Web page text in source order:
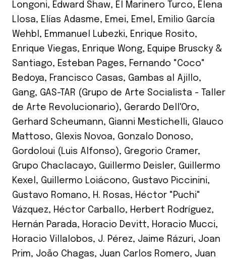
Longoni, Edward Shaw, El Marinero Turco, Elena
Llosa, Elías Adasme, Emei, Emel , Emilio García
Wehbl , Emmanuel Lubezki, Enrique Rosito,
Enrique Viegas, Enrique Wong, Equipe Bruscky &
Santiago, Esteban Pages, Fernando "Coco"
Bedoya, Francisco Casas, Gambas al Ajillo,
Gang, GAS-TAR (Grupo de Arte Socialista - Taller
de Arte Revolucionario), Gerardo Dell'Oro,
Gerhard Scheumann, Gianni Mestichelli, Glauco
Mattoso, Glexis Novoa, Gonzalo Donoso,
Gordoloui (Luis Alfonso), Gregorio Cramer,
Grupo Chaclacayo, Guillermo Deisler, Guillermo
Kexel , Guillermo Loiácono, Gustavo Piccinini,
Gustavo Romano, H. Rosas, Héctor "Puchi"
Vázquez, Héctor Carballo, Herbert Rodríguez,
Hernán Parada, Horacio Devitt, Horacio Mucci,
Horacio Villalobos, J. Pérez, Jaime Rázuri, Joan
Prim, João Chagas, Juan Carlos Romero, Juan